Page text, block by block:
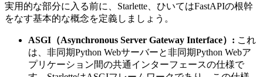
実用的な部分に入る前に、Starlette、ひいてはFastAPIの根幹
をなす基本的な概念を定義しましょう。
ASGI（Asynchronous Server Gateway Interface）: これ
は、非同期Python Webサーバーと非同期Python Webア
プリケーション間の共通インターフェースの仕様で